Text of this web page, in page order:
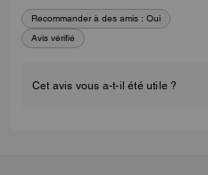
Recommander à des amis : Oui
Avis vérifié
Cet avis vous a-t-il été utile ?